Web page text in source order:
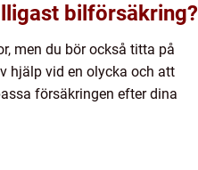
bilförsäkring?
men du bör också titta på
hjälp vid en olycka och att
försäkringen efter dina